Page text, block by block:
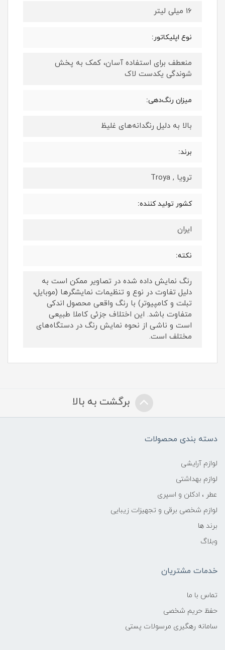
16 میلی لیتر
نوع اپلیکاتور:
منعطف برای استفاده آسان، کمک به پخش
شوندگی یکدست لاک
میزان رنگ‌دهی:
بالا به دلیل رنگدانه‌های غلیظ
برند:
ترویا , Troya
کشور تولید کننده:
ایران
نکته:
رنگ نمایش داده‌ شده در تصاویر ممکن است به
دلیل تفاوت در نوع و تنظیمات نمایشگرها (موبایل،
تبلت و کامپیوتر) با رنگ واقعی محصول اندکی
متفاوت باشد. این اختلاف جزئی کاملا طبیعی
است و ناشی از نحوه نمایش رنگ در دستگاه‌های
مختلف است.
برگشت به بالا
دسته بندی محصولات
لوازم آرایشی
لوازم بهداشتی
عطر ، ادکلن و اسپری
لوازم شخصی برقی و تجهیزات زیبایی
برند ها
وبلاگ
خدمات مشتریان
تماس با ما
حفظ حریم شخصی
سامانه رهگیری مرسولات پستی